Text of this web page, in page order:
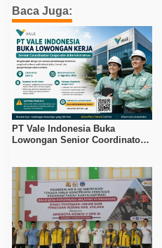
Baca Juga:
PT Vale Indonesia Buka
Lowongan Senior Coordinator